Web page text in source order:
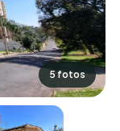
5 fotos